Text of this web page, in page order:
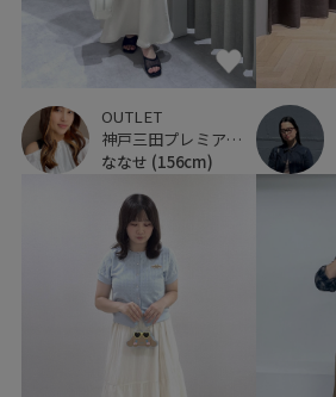
OUTLET
神戸三田プレミアム・アウトレット
ななせ (156cm)